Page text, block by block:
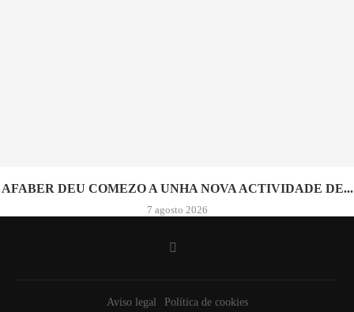
AFABER DEU COMEZO A UNHA NOVA ACTIVIDADE DE...
7 agosto 2026
Aviso legal Política de cookies